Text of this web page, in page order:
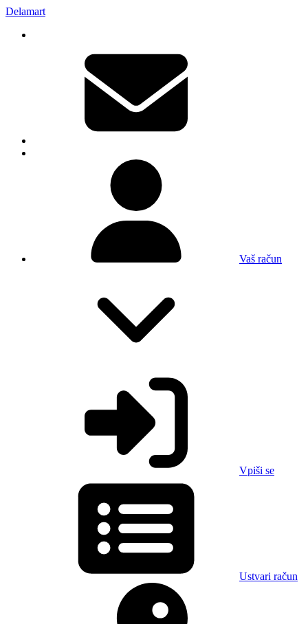
Delamart
Vaš račun
Vpiši se
Ustvari račun